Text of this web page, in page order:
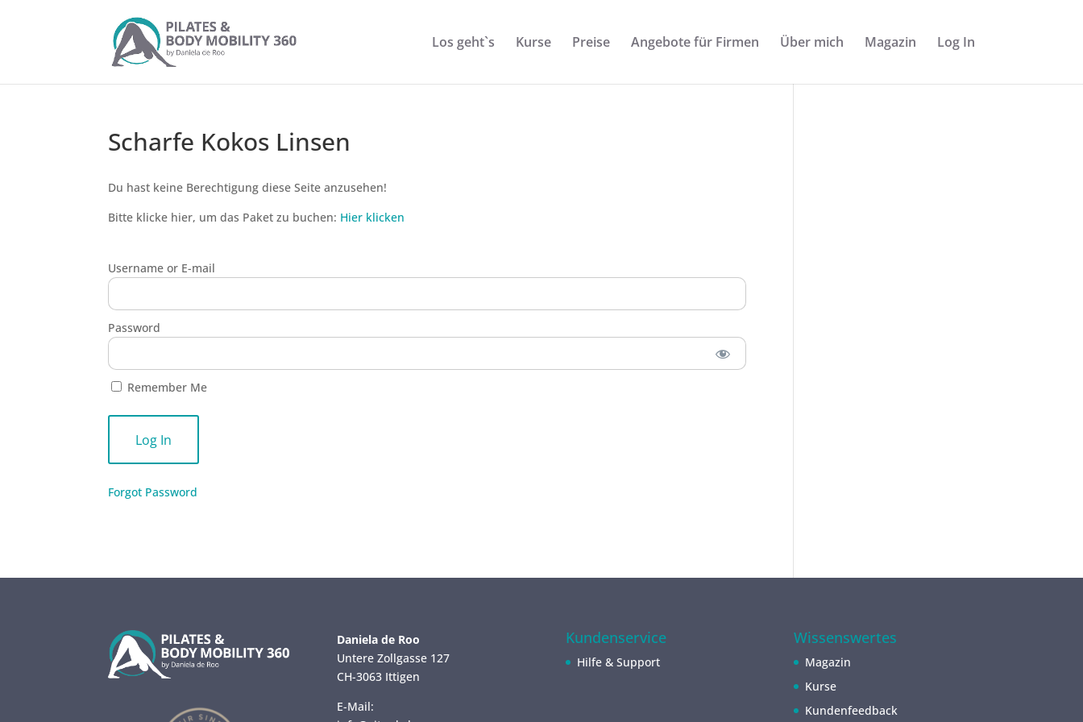
Los geht`s Kurse Preise Angebote für Firmen Über mich Magazin Log In
Scharfe Kokos Linsen
Du hast keine Berechtigung diese Seite anzusehen!
Bitte klicke hier, um das Paket zu buchen: Hier klicken
Username or E-mail
Password
Remember Me
Forgot Password
Daniela de Roo
Untere Zollgasse 127
CH-3063 Ittigen
E-Mail:
Kundenservice
Hilfe & Support
Wissenswertes
Magazin
Kurse
Kundenfeedback